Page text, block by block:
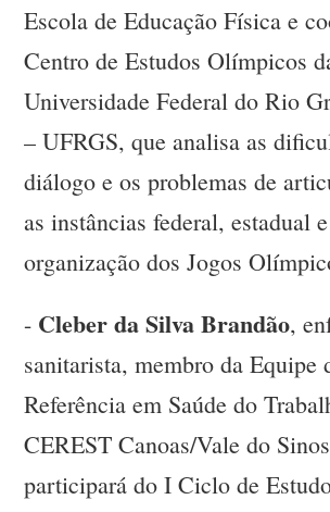
Escola de Educação Física e
Centro de Estudos Olímpicos
Universidade Federal do Rio
– UFRGS, que analisa as
diálogo e os problemas de
as instâncias federal, estadual
organização dos Jogos
- Cleber da Silva Brandão,
sanitarista, membro da Equipe
Referência em Saúde do
CEREST Canoas/Vale do
participará do I Ciclo de